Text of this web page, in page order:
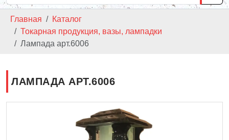
Главная
Каталог
Токарная продукция, вазы, лампадки
Лампада арт.6006
ЛАМПАДА АРТ.6006